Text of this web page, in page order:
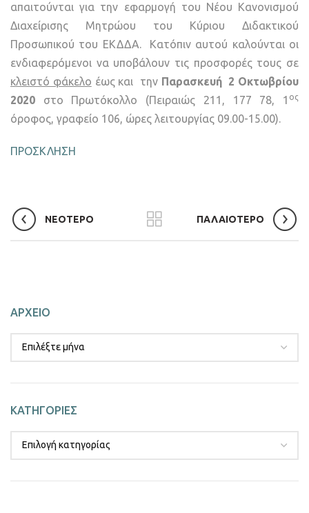
απαιτούνται για την εφαρμογή του Νέου Κανονισμού
Διαχείρισης Μητρώου του Κύριου Διδακτικού
Προσωπικού του ΕΚΔΔΑ. Κατόπιν αυτού καλούνται οι
ενδιαφερόμενοι να υποβάλουν τις προσφορές τους σε
κλειστό φάκελο έως και την Παρασκευή 2 Οκτωβρίου
2020 στο Πρωτόκολλο (Πειραιώς 211, 177 78, 1 ος
όροφος, γραφείο 106, ώρες λειτουργίας 09.00-15.00).
ΠΡΟΣΚΛΗΣΗ
ΝΕΟΤΕΡΟ ΠΑΛΑΙΟΤΕΡΟ
ΑΡΧΕΙΟ
ΚΑΤΗΓΟΡΙΕΣ